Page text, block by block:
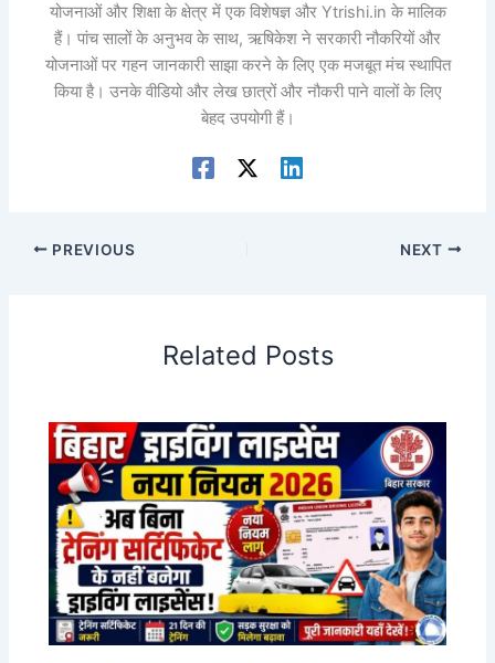
योजनाओं और शिक्षा के क्षेत्र में एक विशेषज्ञ और Ytrishi.in के मालिक
हैं। पांच सालों के अनुभव के साथ, ऋषिकेश ने सरकारी नौकरियों और
योजनाओं पर गहन जानकारी साझा करने के लिए एक मजबूत मंच स्थापित
किया है। उनके वीडियो और लेख छात्रों और नौकरी पाने वालों के लिए
बेहद उपयोगी हैं।
PREVIOUS NEXT
Related Posts